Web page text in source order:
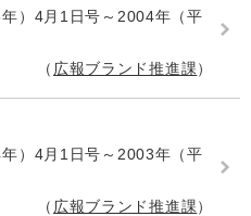
）4月1日号～2004年（平
広報ブランド推進課
）4月1日号～2003年（平
広報ブランド推進課